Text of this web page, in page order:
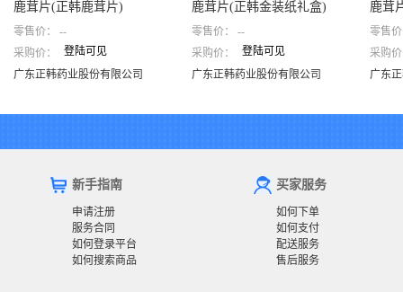
鹿茸片(正韩鹿茸片)
广东正韩药业股份有限公司
鹿茸片(正韩鹿茸片)
零售价：
--
采购价：
登陆可见
广东正韩药业股份有限公司
鹿茸片(正韩金装纸礼盒)
广东正韩药业股份有限公司
鹿茸片(正韩金装纸礼盒)
零售价：
--
采购价：
登陆可见
广东正韩药业股份有限公司
鹿茸
广东
鹿茸
零售
采购
广东
新手指南
申请注册
服务合同
如何登录平台
如何搜索商品
买家服务
如何下单
如何支付
配送服务
售后服务